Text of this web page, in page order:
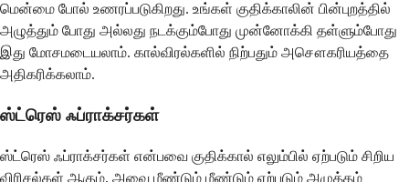
மென்மை போல் உணரப்படுகிறது. உங்கள் குதிக்காலின் பின்புறத்தில்
அழுத்தும் போது அல்லது நடக்கும்போது முன்னோக்கி தள்ளும்போது
இது மோசமடையலாம். கால்விரல்களில் நிற்பதும் அசௌகரியத்தை
அதிகரிக்கலாம்.
ஸ்ட்ரெஸ் ஃப்ராக்சர்கள்
ஸ்ட்ரெஸ் ஃப்ராக்சர்கள் என்பவை குதிக்கால் எலும்பில் ஏற்படும் சிறிய
விரிசல்கள் ஆகும், அவை மீண்டும் மீண்டும் ஏற்படும் அழுத்தம்